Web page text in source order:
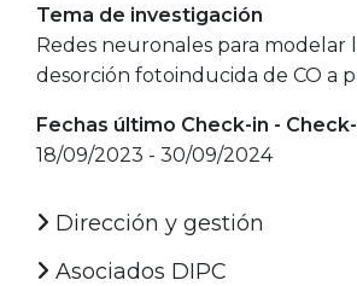
Tema de investigación
Redes neuronales para modelar
desorción fotoinducida de CO a
Fechas último Check-in -
18/09/2023 - 30/09/2024
Dirección y gestión
Asociados DIPC